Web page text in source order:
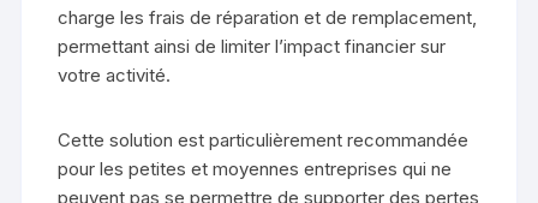
charge les frais de réparation et de remplacement,
permettant ainsi de limiter l’impact financier sur
votre activité.
Cette solution est particulièrement recommandée
pour les petites et moyennes entreprises qui ne
peuvent pas se permettre de supporter des pertes